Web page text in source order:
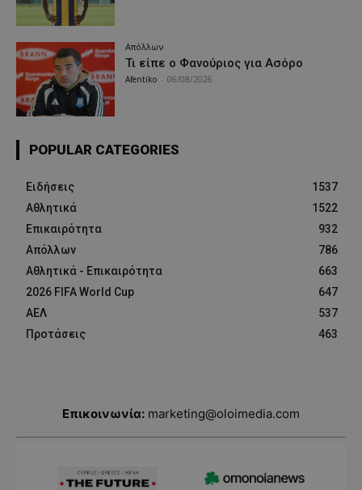
Απόλλων
Τι είπε ο Φανούριος για Ασόρο
Afentiko 06/08/2026
POPULAR CATEGORIES
Ειδήσεις
1537
Αθλητικά
1522
Επικαιρότητα
932
Απόλλων
786
Αθλητικά - Επικαιρότητα
663
2026 FIFA World Cup
647
ΑΕΛ
537
Προτάσεις
463
Επικοινωνία: marketing@oloimedia.com